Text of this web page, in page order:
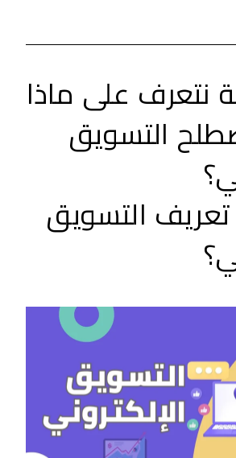
نتعرف على ماذا
التسويق
تعريف التسويق